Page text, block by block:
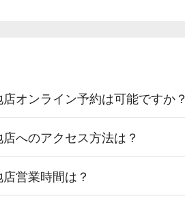
オンライン予約は可能ですか？
へのアクセス方法は？
営業時間は？